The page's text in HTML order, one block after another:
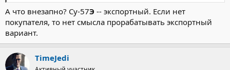
А что внезапно? Су-57Э -- экспортный. Если нет
покупателя, то нет смысла прорабатывать экспортный
вариант.
TimeJedi